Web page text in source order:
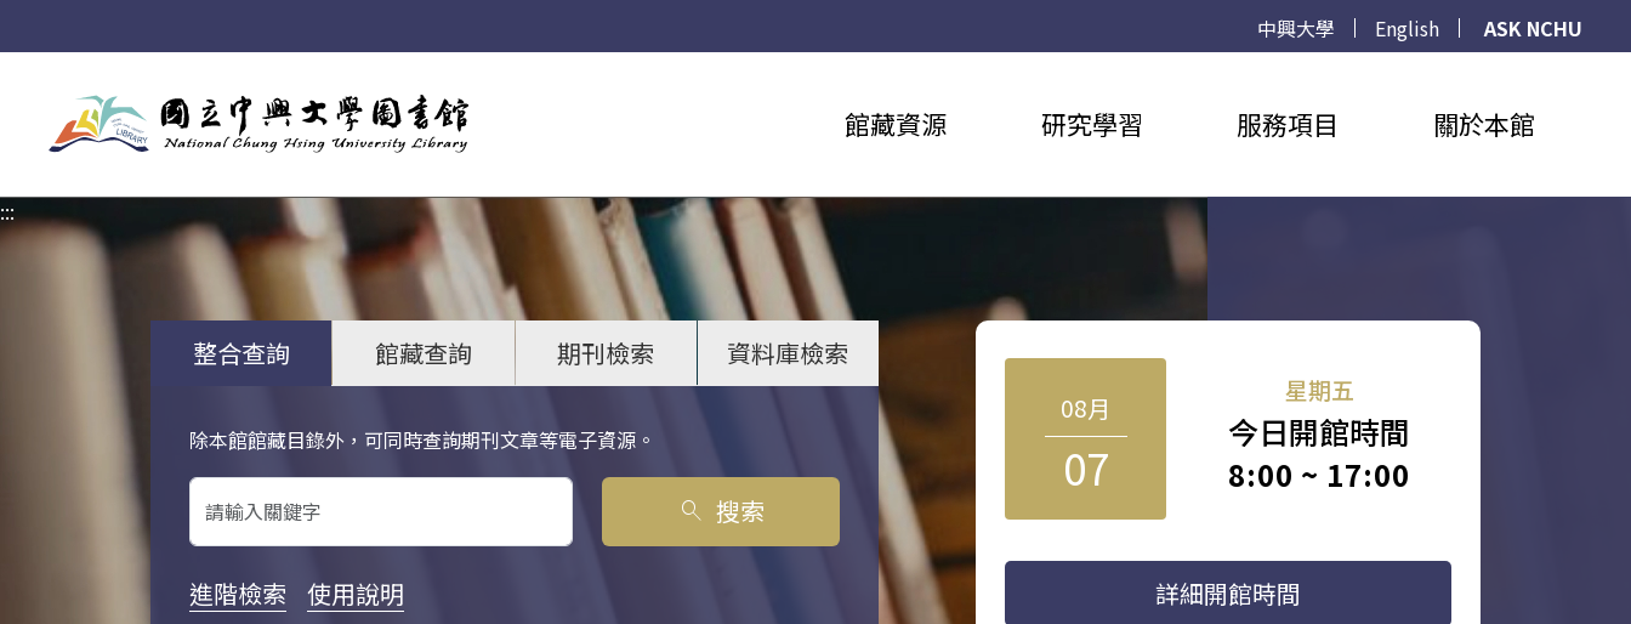
中興大學 English
ASK NCHU
館藏資源 研究學習 服務項目 關於本館
:::
整合查詢 館藏查詢 期刊檢索 資料庫檢索
除本館館藏目錄外，可同時查詢期刊文章等電子資源。
關鍵字搜尋
search 搜索
進階檢索 使用說明
08月
07
星期五
今日開館時間
8:00 ~ 17:00
詳細開館時間